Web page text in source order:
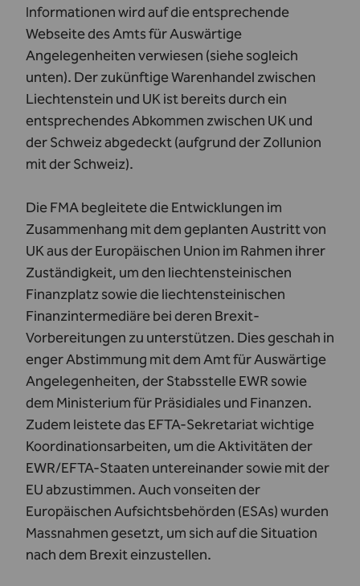
Informationen wird auf die entsprechende
Webseite des Amts für Auswärtige
Angelegenheiten verwiesen (siehe sogleich
unten). Der zukünftige Warenhandel zwischen
Liechtenstein und UK ist bereits durch ein
entsprechendes Abkommen zwischen UK und
der Schweiz abgedeckt (aufgrund der Zollunion
mit der Schweiz).
Die FMA begleitete die Entwicklungen im
Zusammenhang mit dem geplanten Austritt von
UK aus der Europäischen Union im Rahmen ihrer
Zuständigkeit, um den liechtensteinischen
Finanzplatz sowie die liechtensteinischen
Finanzintermediäre bei deren Brexit-
Vorbereitungen zu unterstützen. Dies geschah in
enger Abstimmung mit dem Amt für Auswärtige
Angelegenheiten, der Stabsstelle EWR sowie
dem Ministerium für Präsidiales und Finanzen.
Zudem leistete das EFTA-Sekretariat wichtige
Koordinationsarbeiten, um die Aktivitäten der
EWR/EFTA-Staaten untereinander sowie mit der
EU abzustimmen. Auch vonseiten der
Europäischen Aufsichtsbehörden (ESAs) wurden
Massnahmen gesetzt, um sich auf die Situation
nach dem Brexit einzustellen.